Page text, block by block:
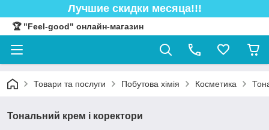
Лучшие скидки месяца!!!
🏆 "Feel-good" онлайн-магазин
Товари та послуги Побутова хімія Косметика
Тональний крем і коректори